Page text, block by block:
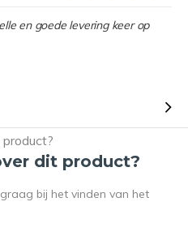
en goede levering keer op
dit product?
bij het vinden van het